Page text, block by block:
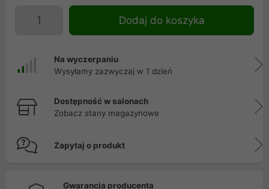
Dodaj do koszyka
Na wyczerpaniu
Wysyłamy zazwyczaj w 1 dzień
Dostępność w salonach
Zobacz stany magazynowe
Zapytaj o produkt
Gwarancja producenta